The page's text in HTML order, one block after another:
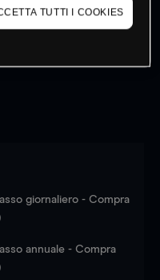
per vedere gli ultimi
latest market data
giornaliero - Compra
annuale - Compra
TUTTI I COOKIES